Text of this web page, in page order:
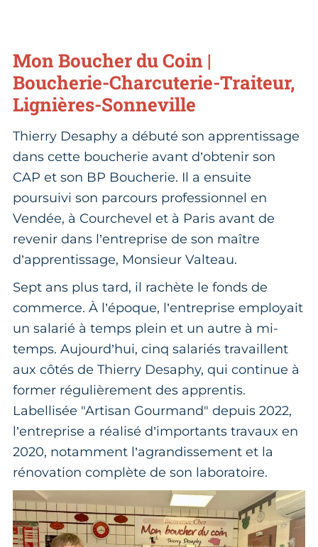
Mon Boucher du Coin |
Boucherie-Charcuterie-Traiteur,
Lignières-Sonneville
Thierry Desaphy a débuté son apprentissage
dans cette boucherie avant d’obtenir son
CAP et son BP Boucherie. Il a ensuite
poursuivi son parcours professionnel en
Vendée, à Courchevel et à Paris avant de
revenir dans l’entreprise de son maître
d’apprentissage, Monsieur Valteau.
Sept ans plus tard, il rachète le fonds de
commerce. À l’époque, l’entreprise employait
un salarié à temps plein et un autre à mi-
temps. Aujourd’hui, cinq salariés travaillent
aux côtés de Thierry Desaphy, qui continue à
former régulièrement des apprentis.
Labellisée "Artisan Gourmand" depuis 2022,
l’entreprise a réalisé d’importants travaux en
2020, notamment l’agrandissement et la
rénovation complète de son laboratoire.